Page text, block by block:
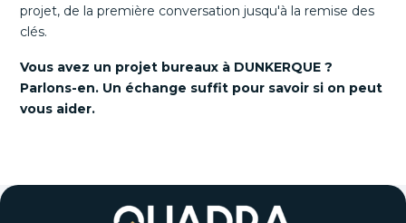
projet, de la première conversation jusqu'à la remise des
clés.
Vous avez un projet bureaux à DUNKERQUE ?
Parlons-en. Un échange suffit pour savoir si on peut
vous aider.